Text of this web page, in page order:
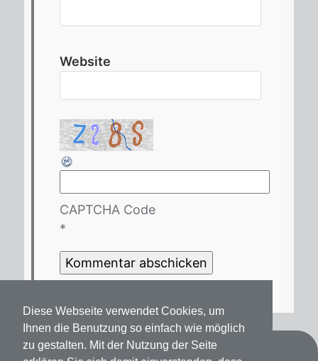
Diese Webseite verwendet Cookies, um
Ihnen die Benutzung so einfach wie möglich
zu gestalten. Mit der Nutzung der Seite
Website
CAPTCHA Code
*
Kontakt